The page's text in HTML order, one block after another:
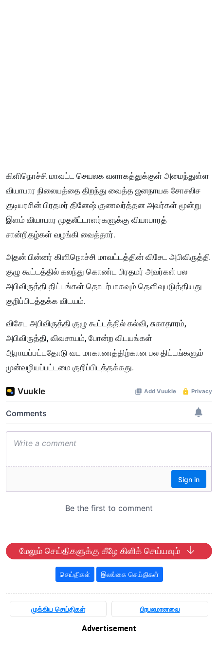
கிளிநொச்சி மாவட்ட செயலக வளாகத்துக்குள் அமைந்துள்ள
வியாபார நிலையத்தை திறந்து வைத்த ஜனநாயக சோசலிச
குடியரசின் பிரதமர் தினேஷ் குணவர்த்தன அவர்கள் மூன்று
இளம் வியாபார முதலீட்டாளர்களுக்கு வியாபாரத்
சான்றிதழ்கள் வழங்கி வைத்தார்.
அதன் பின்னர் கிளிநொச்சி மாவட்டத்தின் விசேட அபிவிருத்தி
குழு கூட்டத்தில் கலந்து கொண்ட பிரதமர் அவர்கள் பல
அபிவிருத்தி திட்டங்கள் தொடர்பாகவும் தெளிவுபடுத்தியது
குறிப்பிடத்தக்க விடயம்.
விசேட அபிவிருத்தி குழு கூட்டத்தில் கல்வி, சுகாதாரம்,
அபிவிருத்தி, விவசாயம், போன்ற விடயங்கள்
ஆராயப்பட்டதோடு வட மாகாணத்திற்கான பல திட்டங்களும்
முன்வழியப்பட்டமை குறிப்பிடத்தக்கது.
மேலும் செய்திகளுக்கு கீழே கிளிக் செய்யவும்
செய்திகள் இலங்கை செய்திகள்
முக்கிய செய்திகள் பிரபலமானவை
Advertisement